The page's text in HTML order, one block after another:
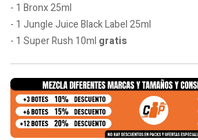
- 1 Bronx 25ml
- 1 Jungle Juice Black Label 25ml
- 1 Super Rush 10ml gratis